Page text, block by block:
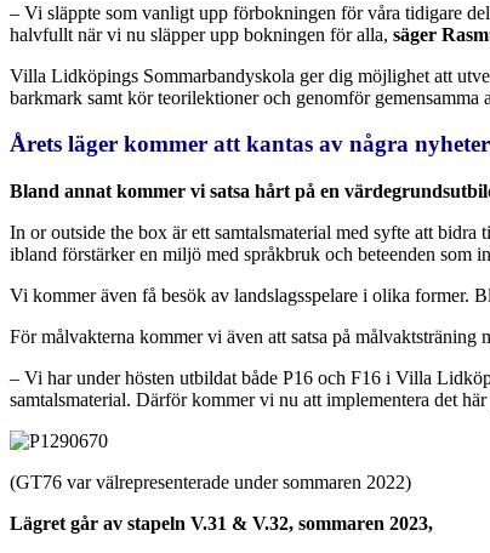
– Vi släppte som vanligt upp förbokningen för våra tidigare
halvfullt när vi nu släpper upp bokningen för alla, säger
Villa Lidköpings Sommarbandyskola ger dig möjlighet att
barkmark samt kör teorilektioner och genomför
Årets läger kommer att kantas av några nyheter
Bland annat kommer vi satsa hårt på en
In or outside the box är ett samtalsmaterial med syfte att
ibland förstärker en miljö med språkbruk och beteenden som
Vi kommer även få besök av landslagsspelare i olika former.
För målvakterna kommer vi även att satsa på målvaktsträning
– Vi har under hösten utbildat både P16 och F16 i Villa
samtalsmaterial. Därför kommer vi nu att implementera det
(GT76 var välrepresenterade under sommaren 2022)
Lägret går av stapeln V.31 & V.32, sommaren 2023,